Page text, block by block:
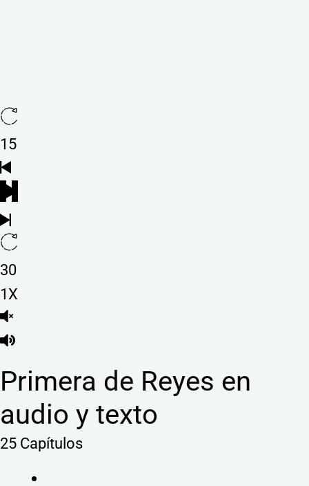
15
30
1X
Primera de Reyes en
audio y texto
25 Capítulos